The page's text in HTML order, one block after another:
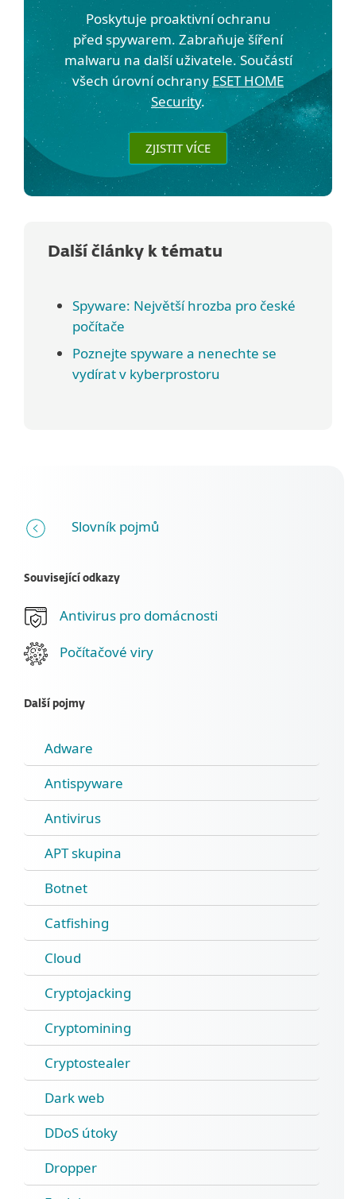
Poskytuje proaktivní ochranu
před spywarem. Zabraňuje šíření
malwaru na další uživatele. Součástí
všech úrovní ochranyESET HOME
Security.
ZJISTIT VÍCE
Další články k tématu
Spyware: Největší hrozba pro české
počítače
Poznejte spyware a nenechte se
vydírat v kyberprostoru
Slovník pojmů
Související odkazy
Antivirus pro domácnosti
Počítačové viry
Další pojmy
Adware
Antispyware
Antivirus
APT skupina
Botnet
Catfishing
Cloud
Cryptojacking
Cryptomining
Cryptostealer
Dark web
DDoS útoky
Dropper